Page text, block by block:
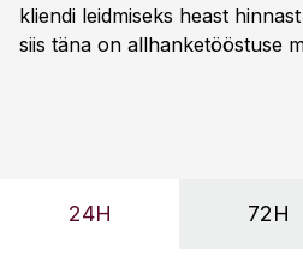
kliendi leidmiseks heast
siis täna on allhanketööstuse
24H 72H